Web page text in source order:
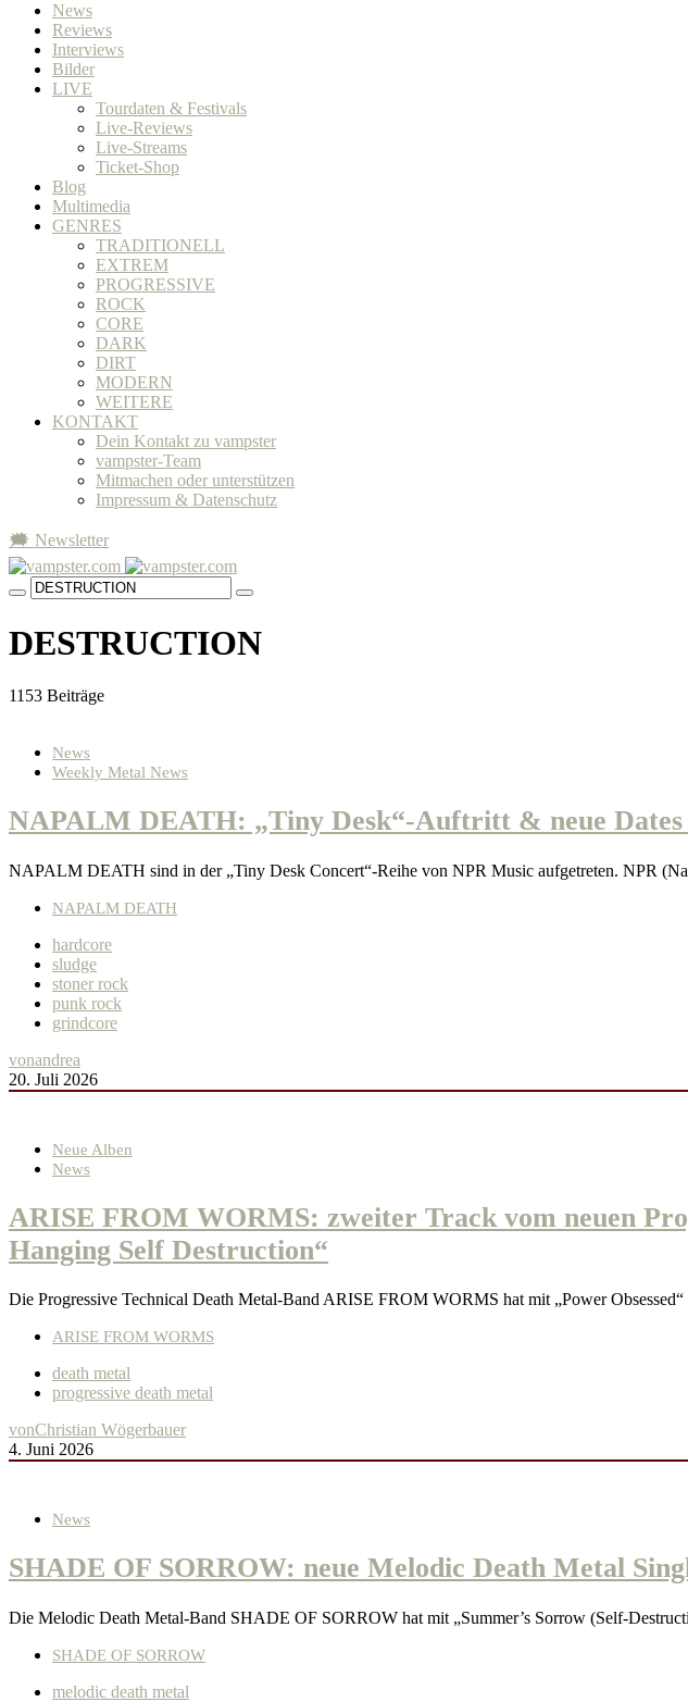
News
Reviews
Interviews
Bilder
LIVE
Tourdaten & Festivals
Live-Reviews
Live-Streams
Ticket-Shop
Blog
Multimedia
GENRES
TRADITIONELL
EXTREM
PROGRESSIVE
ROCK
CORE
DARK
DIRT
MODERN
WEITERE
KONTAKT
Dein Kontakt zu vampster
vampster-Team
Mitmachen oder unterstützen
Impressum & Datenschutz
🗯 Newsletter
DESTRUCTION
1153 Beiträge
News
Weekly Metal News
NAPALM DEATH: „Tiny Desk“-Auftritt & neue
NAPALM DEATH sind in der „Tiny Desk Concert“-Reihe von NPR Music aufgetreten. NPR
NAPALM DEATH
hardcore
sludge
stoner rock
punk rock
grindcore
vonandrea
20. Juli 2026
Neue Alben
News
ARISE FROM WORMS: zweiter Track vom neuen
Hanging Self Destruction“
Die Progressive Technical Death Metal-Band ARISE FROM WORMS hat mit „Power
ARISE FROM WORMS
death metal
progressive death metal
vonChristian Wögerbauer
4. Juni 2026
News
SHADE OF SORROW: neue Melodic Death Metal
Die Melodic Death Metal-Band SHADE OF SORROW hat mit „Summer’s Sorrow (Self-
SHADE OF SORROW
melodic death metal